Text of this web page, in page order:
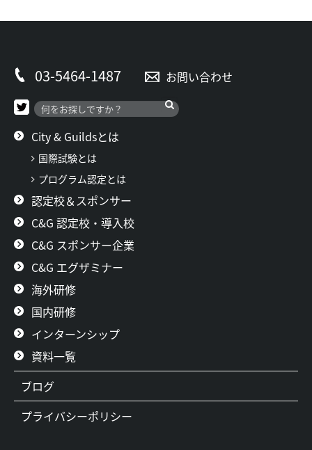
03-5464-1487 お問い合わせ
City & Guildsとは
国際試験とは
プログラム認定とは
認定校＆スポンサー
C&G 認定校・導入校
C&G スポンサー企業
C&G エグザミナー
海外研修
国内研修
インターンシップ
資料一覧
ブログ
プライバシーポリシー